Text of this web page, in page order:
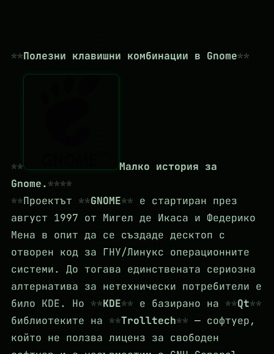
Полезни клавишни комбинации в Gnome
Малко история за
Gnome.
Проектът
GNOME
е стартиран през
август 1997 от Мигел де Икаса и Федерико
Мена в опит да се създаде десктоп с
отворен код за ГНУ/Линукс операционните
системи. До тогава единствената сериозна
алтернатива за нетехнически потребители е
било KDE. Но
KDE е базирано на
Qt
библиотеките на
Trolltech
— софтуер,
който не ползва лиценз за свободен